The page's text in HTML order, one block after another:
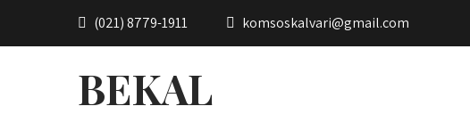
(021) 8779-1911 komsoskalvari@gmail.com
BEKAL